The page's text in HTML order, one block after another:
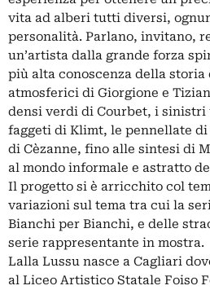
vita ad alberi tutti diversi,
personalità. Parlano, invitano,
un’artista dalla grande forza
più alta conoscenza della storia
atmosferici di Giorgione e
densi verdi di Courbet, i
faggeti di Klimt, le pennellate di
di Cèzanne, fino alle sintesi di
al mondo informale e astratto
Il progetto si è arricchito col
variazioni sul tema tra cui la
Bianchi per Bianchi, e delle
serie rappresentante in mostra.
Lalla Lussu nasce a Cagliari
al Liceo Artistico Statale Foiso